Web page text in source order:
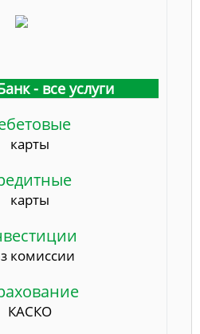
- все услуги
карты
карты
комиссии
КАСКО